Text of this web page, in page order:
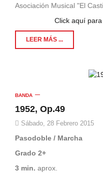
Asociación Musical "El
Click aquí
LEER MÁS ...
BANDA
1952, Op.49
Sábado, 28 Febrero 2015
Pasodoble / Marcha
Grado 2+
3 min. aprox.